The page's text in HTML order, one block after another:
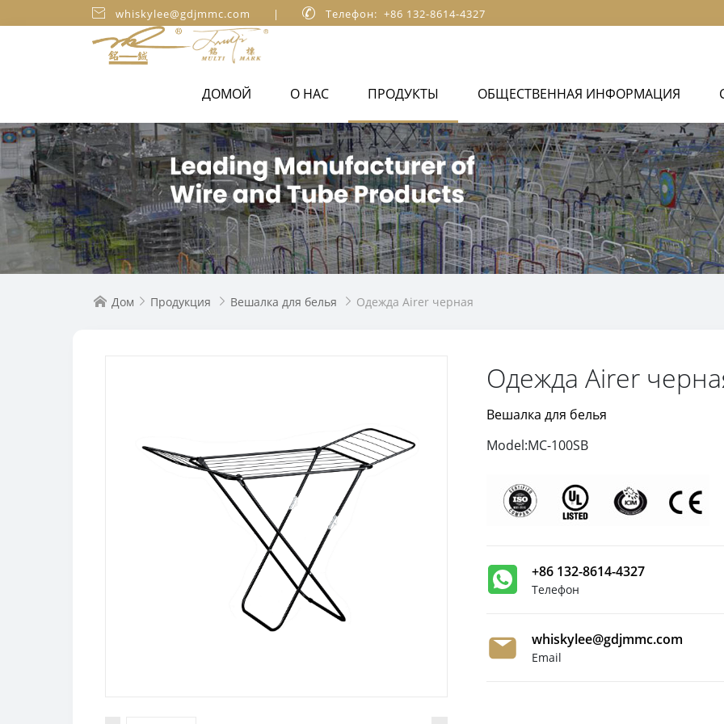
 whiskylee@gdjmmc.com |  Телефон: +86 132-8614-4327
ДОМОЙ О НАС ПРОДУКТЫ ОБЩЕСТВЕННАЯ ИНФОРМАЦИЯ
 Дом  Продукция  Вешалка для белья  Одежда Airer черная
Одежда Airer
Вешалка для белья
Model:MC-100SB
+86 132-8614-4327
Телефон
whiskylee@gdjmmc.com
Email